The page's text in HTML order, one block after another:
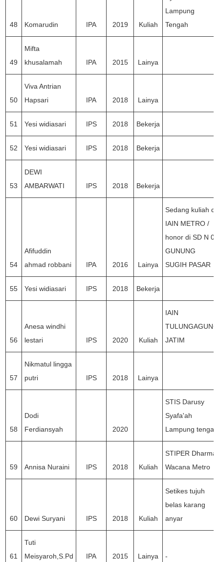
48 Komarudin IPA 2019 Kuliah
Lampung
Tengah
49
Mifta
khusalamah
IPA 2015 Lainya
50
Viva Antrian
Hapsari
IPA 2018 Lainya
51 Yesi widiasari IPS 2018 Bekerja
52 Yesi widiasari IPS 2018 Bekerja
53
DEWI
AMBARWATI
IPS 2018 Bekerja
54
Afifuddin
ahmad robbani
IPA 2016 Lainya
Sedang kuliah di
IAIN METRO /
honor di SD N 02
GUNUNG
SUGIH PASAR
55 Yesi widiasari IPS 2018 Bekerja
56
Anesa windhi
lestari
IPS 2020 Kuliah
IAIN
TULUNGAGUNG
JATIM
57
Nikmatul lingga
putri
IPS 2018 Lainya
58
Dodi
Ferdiansyah
2020
STIS Darusy
Syafa'ah
Lampung tengah
59 Annisa Nuraini IPS 2018 Kuliah
STIPER Dharma
Wacana Metro
60 Dewi Suryani IPS 2018 Kuliah
Setikes tujuh
belas karang
anyar
61
Tuti
Meisyaroh,S.Pd
IPA 2015 Lainya -